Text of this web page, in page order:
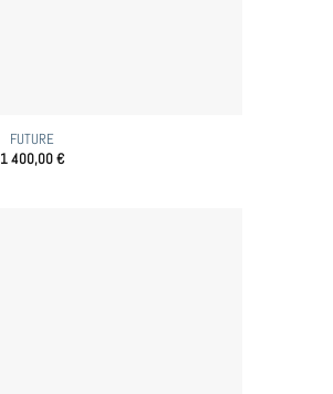
FUTURE
1 400,00€